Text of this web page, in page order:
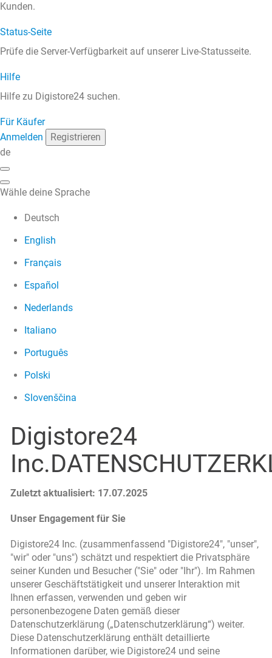
Kunden.
Status-Seite
Prüfe die Server-Verfügbarkeit auf unserer Live-Statusseite.
Hilfe
Hilfe zu Digistore24 suchen.
Für Käufer
Anmelden
Registrieren
de
Wähle deine Sprache
Deutsch
English
Français
Español
Nederlands
Italiano
Português
Polski
Slovenščina
Digistore24
Zuletzt aktualisiert: 17.07.2025
Unser Engagement für Sie
Digistore24 Inc. (zusammenfassend "Digistore24", "unser",
"wir" oder "uns") schätzt und respektiert die Privatsphäre
seiner Kunden und Besucher ("Sie" oder "Ihr"). Im Rahmen
unserer Geschäftstätigkeit und unserer Interaktion mit
Ihnen erfassen, verwenden und geben wir
personenbezogene Daten gemäß dieser
Datenschutzerklärung („Datenschutzerklärung“) weiter.
Diese Datenschutzerklärung enthält detaillierte
Informationen darüber, wie Digistore24 und seine